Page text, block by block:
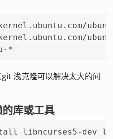
*
浅克隆可以解决太大的问
库或工具
libncurses5-dev